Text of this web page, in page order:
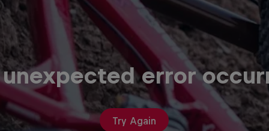
error
Try Again